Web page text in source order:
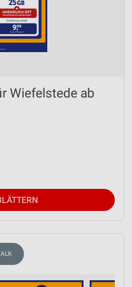
Wiefelstede ab